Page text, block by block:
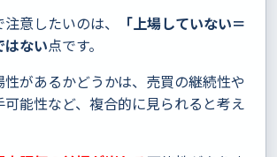
意したいのは、
「上場していない＝
はない点です。
があるかどうかは、売買の継続性や
能性など、複合的に見られると考え